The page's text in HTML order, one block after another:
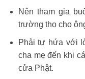
Nên tham gia
trường thọ cho
Phải tự hứa với
cha mẹ đến khi
cửa Phật.